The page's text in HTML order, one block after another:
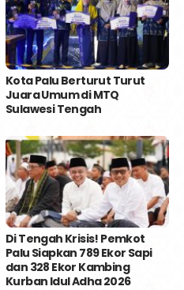
Kota Palu Berturut Turut
Juara Umum di MTQ
Sulawesi Tengah
Di Tengah Krisis! Pemkot
Palu Siapkan 789 Ekor Sapi
dan 328 Ekor Kambing
Kurban Idul Adha 2026